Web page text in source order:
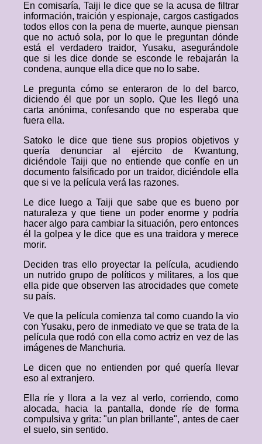
En comisaría, Taiji le dice que se la acusa de filtrar
información, traición y espionaje, cargos castigados
todos ellos con la pena de muerte, aunque piensan
que no actuó sola, por lo que le preguntan dónde
está el verdadero traidor, Yusaku, asegurándole
que si les dice donde se esconde le rebajarán la
condena, aunque ella dice que no lo sabe.
Le pregunta cómo se enteraron de lo del barco,
diciendo él que por un soplo. Que les llegó una
carta anónima, confesando que no esperaba que
fuera ella.
Satoko le dice que tiene sus propios objetivos y
quería denunciar al ejército de Kwantung,
diciéndole Taiji que no entiende que confíe en un
documento falsificado por un traidor, diciéndole ella
que si ve la película verá las razones.
Le dice luego a Taiji que sabe que es bueno por
naturaleza y que tiene un poder enorme y podría
hacer algo para cambiar la situación, pero entonces
él la golpea y le dice que es una traidora y merece
morir.
Deciden tras ello proyectar la película, acudiendo
un nutrido grupo de políticos y militares, a los que
ella pide que observen las atrocidades que comete
su país.
Ve que la película comienza tal como cuando la vio
con Yusaku, pero de inmediato ve que se trata de la
película que rodó con ella como actriz en vez de las
imágenes de Manchuria.
Le dicen que no entienden por qué quería llevar
eso al extranjero.
Ella ríe y llora a la vez al verlo, corriendo, como
alocada, hacia la pantalla, donde ríe de forma
compulsiva y grita: "un plan brillante", antes de caer
el suelo, sin sentido.